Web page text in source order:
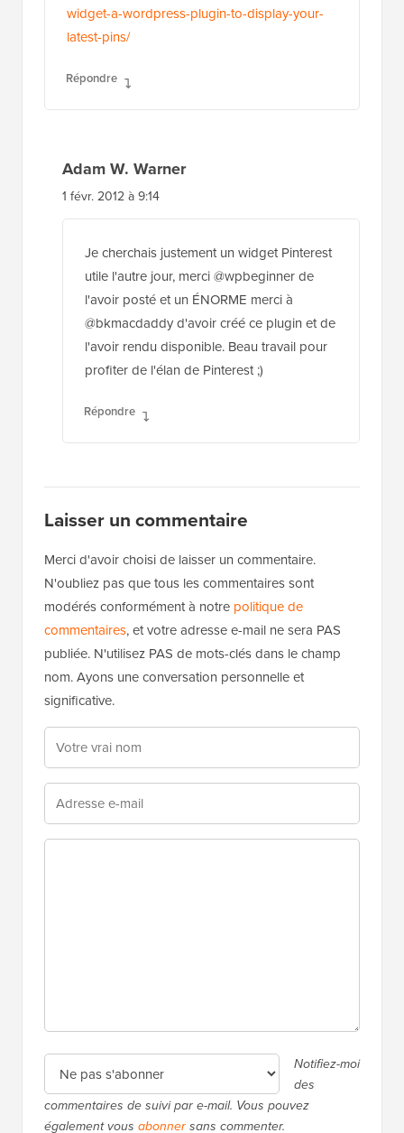
widget-a-wordpress-plugin-to-display-your-
latest-pins/
Répondre
Adam W. Warner
1 févr. 2012 à 9:14
Je cherchais justement un widget Pinterest
utile l'autre jour, merci @wpbeginner de
l'avoir posté et un ÉNORME merci à
@bkmacdaddy d'avoir créé ce plugin et de
l'avoir rendu disponible. Beau travail pour
profiter de l'élan de Pinterest ;)
Répondre
Laisser un commentaire
Merci d'avoir choisi de laisser un commentaire.
N'oubliez pas que tous les commentaires sont
modérés conformément à notre politique de
commentaires, et votre adresse e-mail ne sera PAS
publiée. N'utilisez PAS de mots-clés dans le champ
nom. Ayons une conversation personnelle et
significative.
Notifiez-moi
des
commentaires de suivi par e-mail. Vous pouvez
également vous abonnersans commenter.